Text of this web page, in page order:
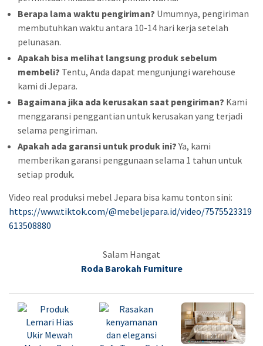
Berapa lama waktu pengiriman? Umumnya, pengiriman
membutuhkan waktu antara 10-14 hari kerja setelah
pelunasan.
Apakah bisa melihat langsung produk sebelum
membeli? Tentu, Anda dapat mengunjungi warehouse
kami di Jepara.
Bagaimana jika ada kerusakan saat pengiriman? Kami
menggaransi penggantian untuk kerusakan yang terjadi
selama pengiriman.
Apakah ada garansi untuk produk ini?Ya, kami
memberikan garansi penggunaan selama 1 tahun untuk
setiap produk.
Video real produksi mebel Jepara bisa kamu tonton sini:
https://www.tiktok.com/@mebeljepara.id/video/7575523319
613508880
Salam Hangat
Roda Barokah Furniture